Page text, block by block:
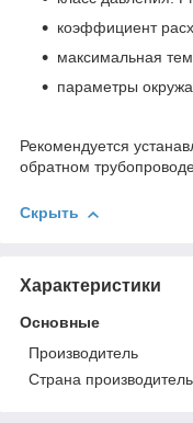
коэффициент
максимальная
параметры
Рекомендуется
обратном
Скрыть
Характеристики
Основные
Производитель
Страна производитель